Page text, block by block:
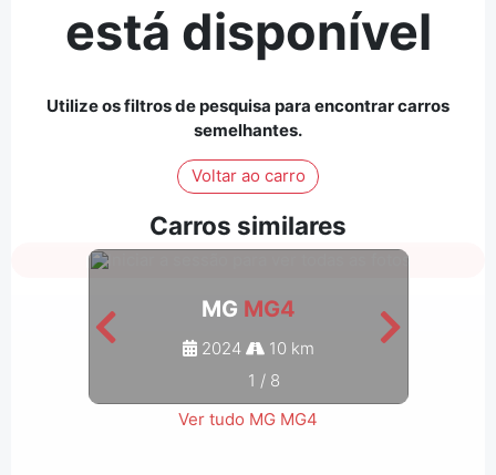
está disponível
Utilize os filtros de pesquisa para encontrar carros
semelhantes.
Voltar ao carro
Carros similares
MG MG4
2024
10 km
1 / 8
Ver tudo MG MG4
Iniciar a sessão para ver todas as fotos